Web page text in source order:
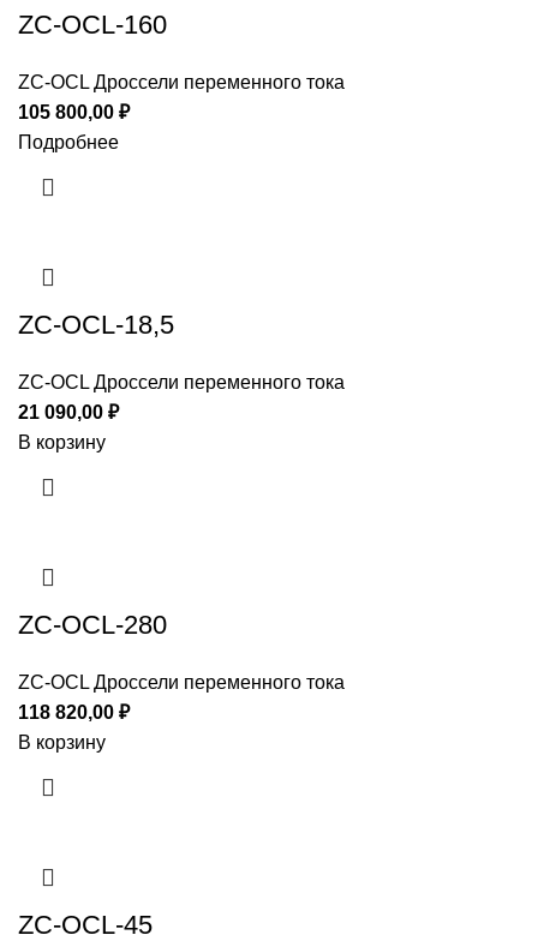
ZC-OCL-160
ZC-OCL Дроссели переменного тока
105 800,00 ₽
Подробнее
ZC-OCL-18,5
ZC-OCL Дроссели переменного тока
21 090,00 ₽
В корзину
ZC-OCL-280
ZC-OCL Дроссели переменного тока
118 820,00 ₽
В корзину
ZC-OCL-45